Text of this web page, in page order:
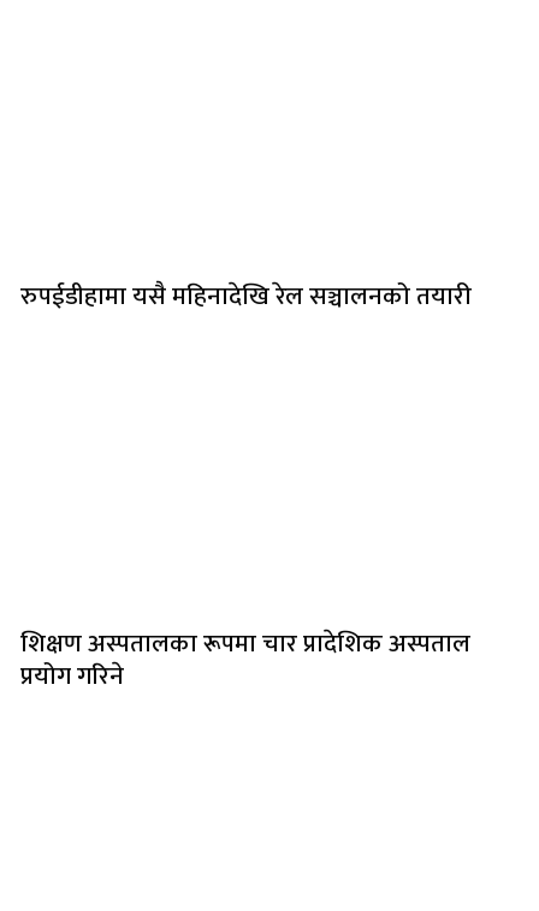
रुपईडीहामा यसै महिनादेखि रेल सञ्चालनको तयारी
शिक्षण अस्पतालका रूपमा चार प्रादेशिक अस्पताल
प्रयोग गरिने